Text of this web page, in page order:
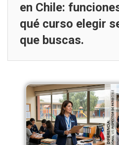
en Chile:
qué curso elegir
que buscas.